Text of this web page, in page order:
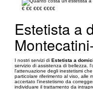
€ €€ €€€ €€€€
Estetista a
I nostri servizi di Estetista a
servizio di assistenza di bellezza.
l'attenuazione degli inestetismi
particolare riferimento al viso, alle
accertato l'inestetismo da
individuare il trattamento da